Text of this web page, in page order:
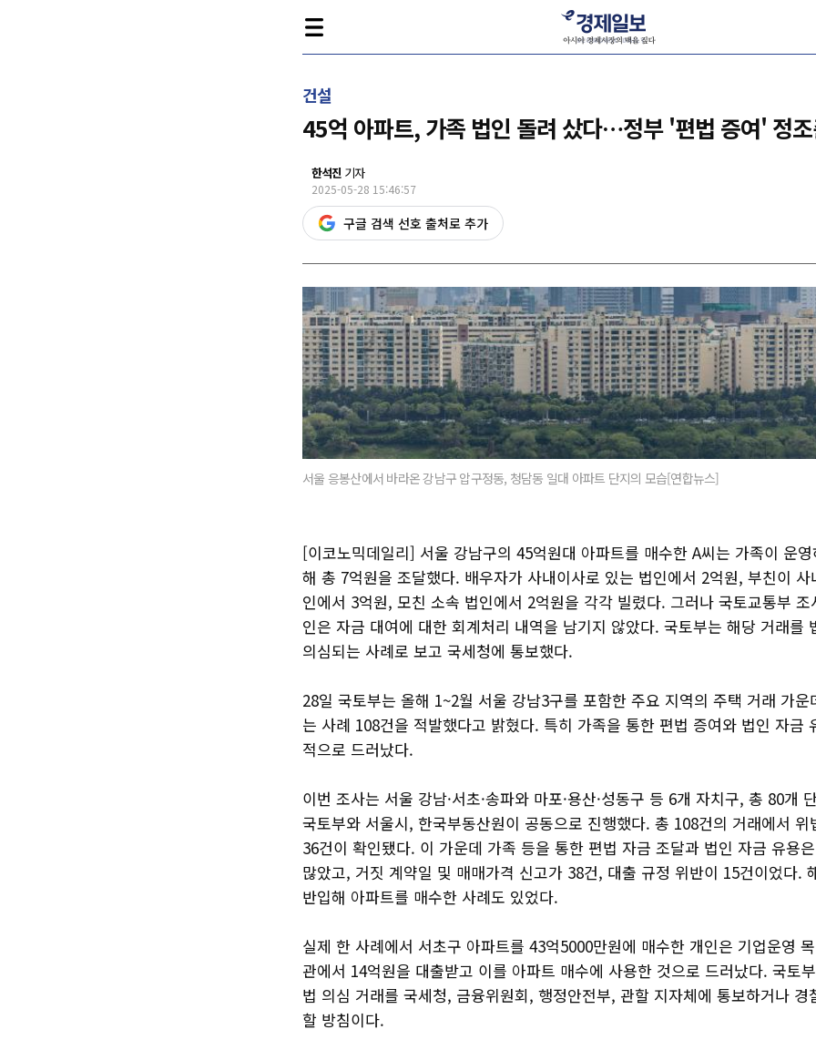
건설
45억 아파트, 가족 법인 돌려 샀다…정부 '편법 증여' 정
한석진 기자
2025-05-28 15:46:57
구글 검색 선호 출처로 추가
서울 응봉산에서 바라온 강남구 압구정동, 청담동 일대 아파트 단지의 모습[연합뉴스]
[이코노믹데일리] 서울 강남구의 45억원대 아파트를 매수한 A씨는 가족이 운
해 총 7억원을 조달했다. 배우자가 사내이사로 있는 법인에서 2억원, 부친이
인에서 3억원, 모친 소속 법인에서 2억원을 각각 빌렸다. 그러나 국토교통부
인은 자금 대여에 대한 회계처리 내역을 남기지 않았다. 국토부는 해당 거래를
의심되는 사례로 보고 국세청에 통보했다.
28일 국토부는 올해 1~2월 서울 강남3구를 포함한 주요 지역의 주택 거래 가
는 사례 108건을 적발했다고 밝혔다. 특히 가족을 통한 편법 증여와 법인 자금
적으로 드러났다.
이번 조사는 서울 강남·서초·송파와 마포·용산·성동구 등 6개 자치구, 총 80개
국토부와 서울시, 한국부동산원이 공동으로 진행했다. 총 108건의 거래에서 위
36건이 확인됐다. 이 가운데 가족 등을 통한 편법 자금 조달과 법인 자금 유용
많았고, 거짓 계약일 및 매매가격 신고가 38건, 대출 규정 위반이 15건이었다.
반입해 아파트를 매수한 사례도 있었다.
실제 한 사례에서 서초구 아파트를 43억5000만원에 매수한 개인은 기업운영
관에서 14억원을 대출받고 이를 아파트 매수에 사용한 것으로 드러났다. 국토
법 의심 거래를 국세청, 금융위원회, 행정안전부, 관할 지자체에 통보하거나 경
할 방침이다.